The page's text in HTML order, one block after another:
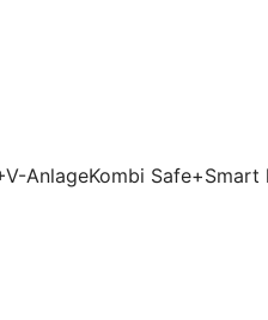
AnlageKombi